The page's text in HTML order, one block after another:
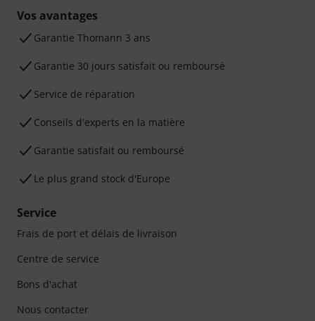
Vos avantages
Ga­ran­tie Thomann 3 ans
Garantie 30 jours satisfait ou remboursé
Service de réparation
Conseils d'experts en la matière
Garantie satisfait ou remboursé
Le plus grand stock d'Europe
Service
Frais de port et délais de livraison
Centre de service
Bons d'achat
Nous contacter